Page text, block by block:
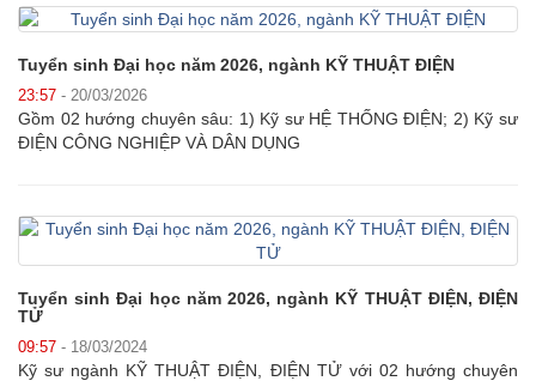
Tuyển sinh Đại học năm 2026, ngành KỸ THUẬT ĐIỆN
23:57 - 20/03/2026
Gồm 02 hướng chuyên sâu: 1) Kỹ sư HỆ THỐNG ĐIỆN; 2) Kỹ sư
ĐIỆN CÔNG NGHIỆP VÀ DÂN DỤNG
Tuyển sinh Đại học năm 2026, ngành KỸ THUẬT ĐIỆN, ĐIỆN
TỬ
09:57 - 18/03/2024
Kỹ sư ngành KỸ THUẬT ĐIỆN, ĐIỆN TỬ với 02 hướng chuyên